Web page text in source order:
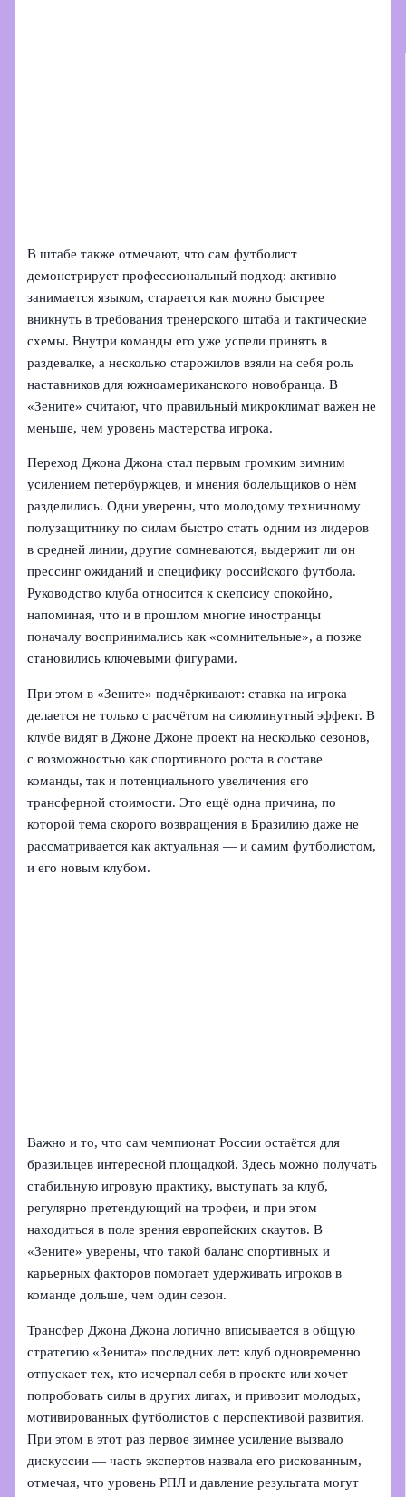
В штабе также отмечают, что сам футболист
демонстрирует профессиональный подход: активно
занимается языком, старается как можно быстрее
вникнуть в требования тренерского штаба и тактические
схемы. Внутри команды его уже успели принять в
раздевалке, а несколько старожилов взяли на себя роль
наставников для южноамериканского новобранца. В
«Зените» считают, что правильный микроклимат важен не
меньше, чем уровень мастерства игрока.
Переход Джона Джона стал первым громким зимним
усилением петербуржцев, и мнения болельщиков о нём
разделились. Одни уверены, что молодому техничному
полузащитнику по силам быстро стать одним из лидеров
в средней линии, другие сомневаются, выдержит ли он
прессинг ожиданий и специфику российского футбола.
Руководство клуба относится к скепсису спокойно,
напоминая, что и в прошлом многие иностранцы
поначалу воспринимались как «сомнительные», а позже
становились ключевыми фигурами.
При этом в «Зените» подчёркивают: ставка на игрока
делается не только с расчётом на сиюминутный эффект. В
клубе видят в Джоне Джоне проект на несколько сезонов,
с возможностью как спортивного роста в составе
команды, так и потенциального увеличения его
трансферной стоимости. Это ещё одна причина, по
которой тема скорого возвращения в Бразилию даже не
рассматривается как актуальная — и самим футболистом,
и его новым клубом.
Важно и то, что сам чемпионат России остаётся для
бразильцев интересной площадкой. Здесь можно получать
стабильную игровую практику, выступать за клуб,
регулярно претендующий на трофеи, и при этом
находиться в поле зрения европейских скаутов. В
«Зените» уверены, что такой баланс спортивных и
карьерных факторов помогает удерживать игроков в
команде дольше, чем один сезон.
Трансфер Джона Джона логично вписывается в общую
стратегию «Зенита» последних лет: клуб одновременно
отпускает тех, кто исчерпал себя в проекте или хочет
попробовать силы в других лигах, и привозит молодых,
мотивированных футболистов с перспективой развития.
При этом в этот раз первое зимнее усиление вызвало
дискуссии — часть экспертов назвала его рискованным,
отмечая, что уровень РПЛ и давление результата могут